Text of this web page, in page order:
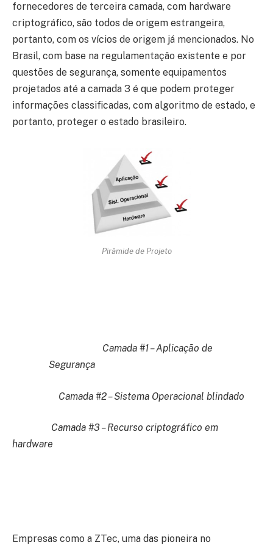
fornecedores de terceira camada, com hardware
criptográfico, são todos de origem estrangeira,
portanto, com os vícios de origem já mencionados. No
Brasil, com base na regulamentação existente e por
questões de segurança, somente equipamentos
projetados até a camada 3 é que podem proteger
informações classificadas, com algoritmo de estado, e
portanto, proteger o estado brasileiro.
Pirâmide de Projeto
Camada #1 – Aplicação de
Segurança
Camada #2 – Sistema Operacional blindado
Camada #3 – Recurso criptográfico em
hardware
Empresas como a ZTec, uma das pioneira no